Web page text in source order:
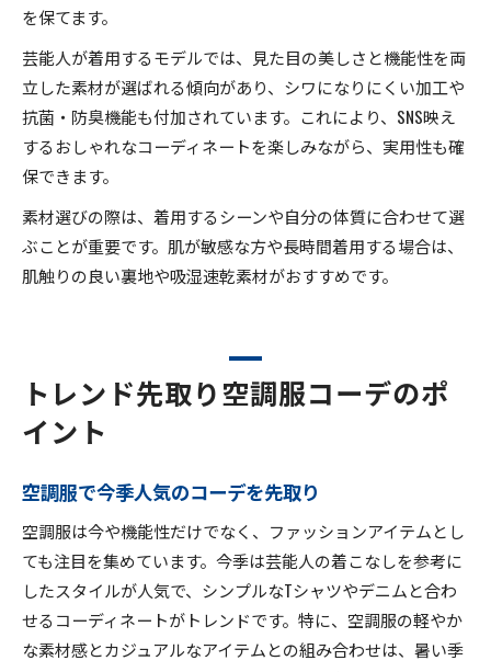
を保てます。
芸能人が着用するモデルでは、見た目の美しさと機能性を両
立した素材が選ばれる傾向があり、シワになりにくい加工や
抗菌・防臭機能も付加されています。これにより、SNS映え
するおしゃれなコーディネートを楽しみながら、実用性も確
保できます。
素材選びの際は、着用するシーンや自分の体質に合わせて選
ぶことが重要です。肌が敏感な方や長時間着用する場合は、
肌触りの良い裏地や吸湿速乾素材がおすすめです。
トレンド先取り空調服コーデのポ
イント
空調服で今季人気のコーデを先取り
空調服は今や機能性だけでなく、ファッションアイテムとし
ても注目を集めています。今季は芸能人の着こなしを参考に
したスタイルが人気で、シンプルなTシャツやデニムと合わ
せるコーディネートがトレンドです。特に、空調服の軽やか
な素材感とカジュアルなアイテムとの組み合わせは、暑い季